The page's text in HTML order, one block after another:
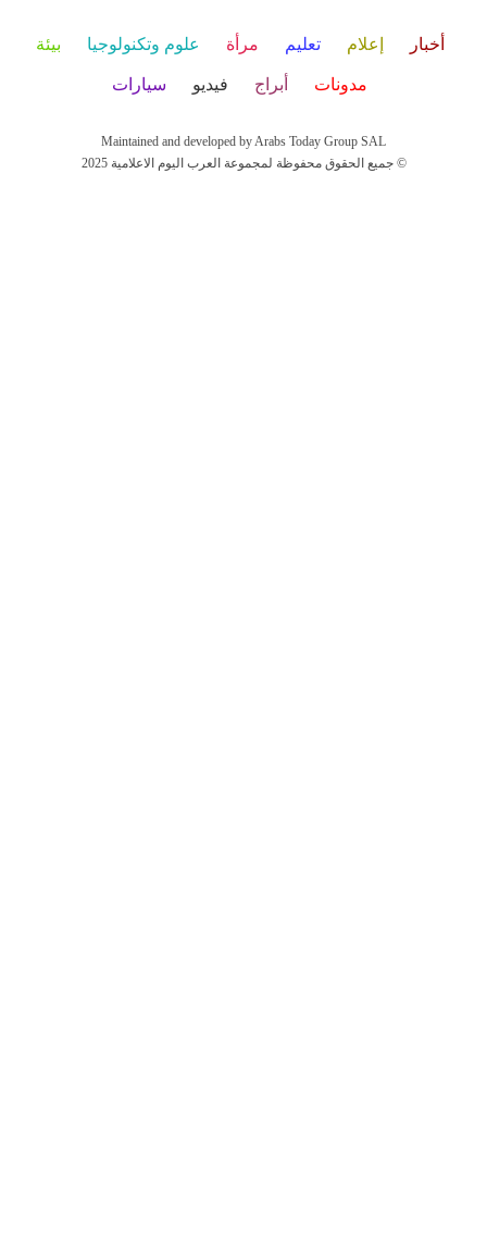
أخبار إعلام تعليم مرأة علوم وتكنولوجيا بيئة
مدونات أبراج فيديو سيارات
Maintained and developed by Arabs Today Group SAL
جميع الحقوق محفوظة لمجموعة العرب اليوم الاعلامية 2025 ©